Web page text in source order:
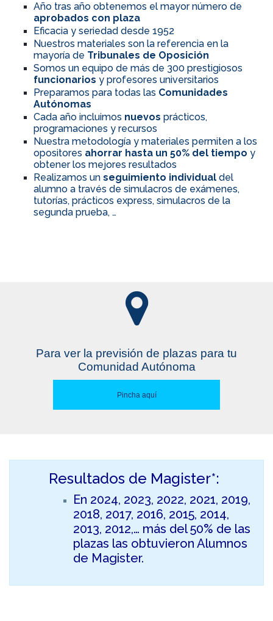
Año tras año obtenemos el mayor número de
aprobados con plaza
Eficacia y seriedad desde 1952
Nuestros materiales son la referencia en la
mayoría de Tribunales de Oposición
Somos un equipo de más de 300 prestigiosos
funcionarios y profesores universitarios
Preparamos para todas las Comunidades
Autónomas
Cada año incluimos nuevos prácticos,
programaciones y recursos
Nuestra metodología y materiales permiten a los
opositores ahorrar hasta un 50% del tiempo y
obtener los mejores resultados
Realizamos un seguimiento individual del
alumno a través de simulacros de exámenes,
tutorías, prácticos express, simulacros de la
segunda prueba, …
Para ver la previsión de plazas para tu
Comunidad Autónoma
Pincha aquí
Resultados de Magister*:
En 2024, 2023, 2022, 2021, 2019,
2018, 2017, 2016, 2015, 2014,
2013, 2012,… más del 50% de las
plazas las obtuvieron Alumnos
de Magister.